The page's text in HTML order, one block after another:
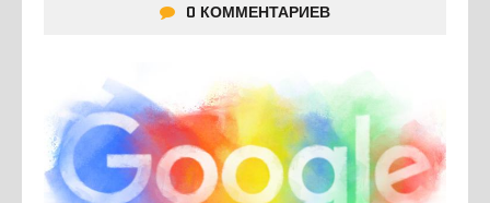
0 КОММЕНТАРИЕВ